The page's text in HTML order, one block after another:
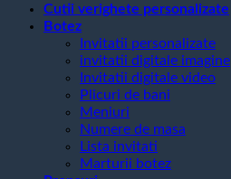
Cutii verighete personalizate
Botez
Invitatii personalizate
invitatii digitale imagine
Invitatii digitale video
Plicuri de bani
Meniuri
Numere de masa
Lista invitati
Marturii botez